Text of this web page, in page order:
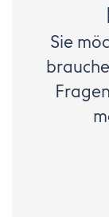
Sie